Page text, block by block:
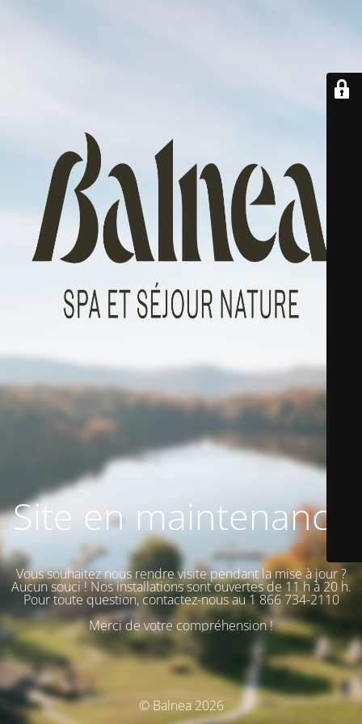
Site en maintenance
Vous souhaitez nous rendre visite pendant la mise à jour ?
Aucun souci ! Nos installations sont ouvertes de 11 h à 20 h.
Pour toute question, contactez-nous au 1 866 734-2110
Merci de votre compréhension !
© Balnea 2026